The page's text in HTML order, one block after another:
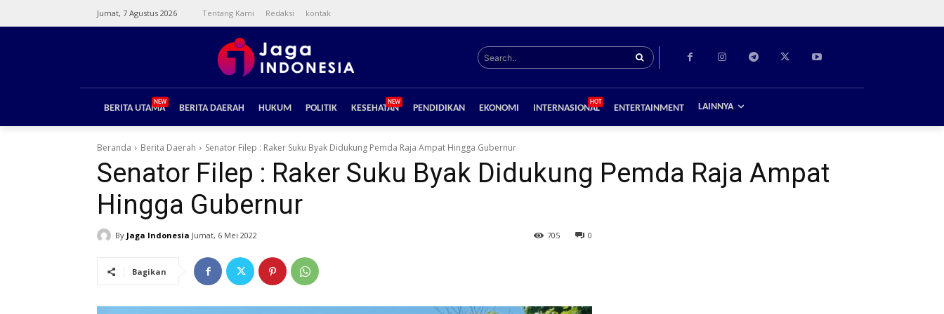
Jumat, 7 Agustus 2026 Tentang Kami Redaksi kontak
Search..
BERITA UTAMA
NEW
BERITA DAERAH HUKUM POLITIK KESEHATAN
NEW
PENDIDIKAN EKONOMI INTERNASIONAL
HOT
ENTERTAINMENT LAINNYA
Beranda Berita Daerah Senator Filep : Raker Suku Byak Didukung Pemda Raja Ampat Hingga Gubernur
Senator Filep : Raker Suku Byak Didukung Pemda Raja Ampat
Hingga Gubernur
By Jaga Indonesia Jumat, 6 Mei 2022 0
705
Bagikan